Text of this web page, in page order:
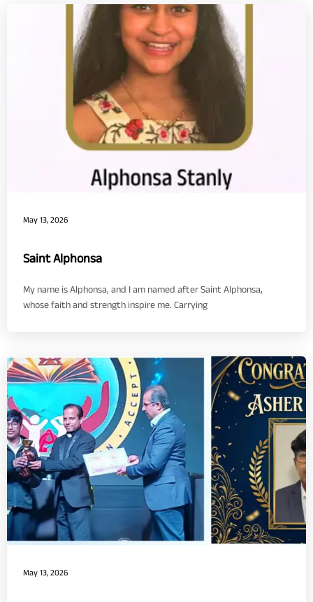
May 13, 2026
Saint Alphonsa
My name is Alphonsa, and I am named after Saint Alphonsa,
whose faith and strength inspire me. Carrying
May 13, 2026